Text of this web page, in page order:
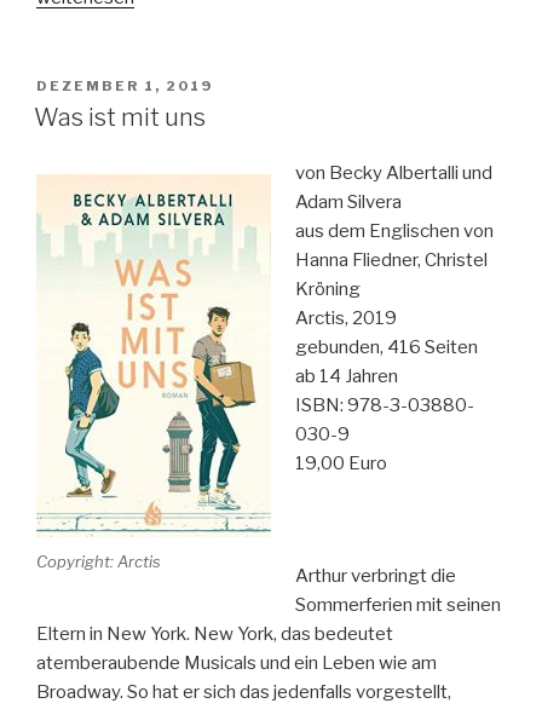
Aufbruch
nach
VERÖFFENTLICHT
AM
DEZEMBER 1, 2019
Was ist mit uns
Copyright: Arctis
von Becky Albertalli und
Adam Silvera
aus dem Englischen von
Hanna Fliedner, Christel
Kröning
Arctis, 2019
gebunden, 416 Seiten
ab 14 Jahren
ISBN: 978-3-03880-
030-9
19,00 Euro
Arthur verbringt die
Sommerferien mit seinen
Eltern in New York. New York, das bedeutet
atemberaubende Musicals und ein Leben wie am
Broadway. So hat er sich das jedenfalls vorgestellt,